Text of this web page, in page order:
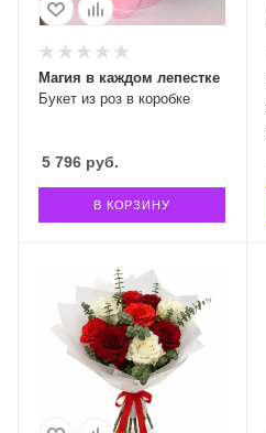
Букет из роз в коробке
Магия в каждом лепестке
5 796 руб.
В КОРЗИНУ